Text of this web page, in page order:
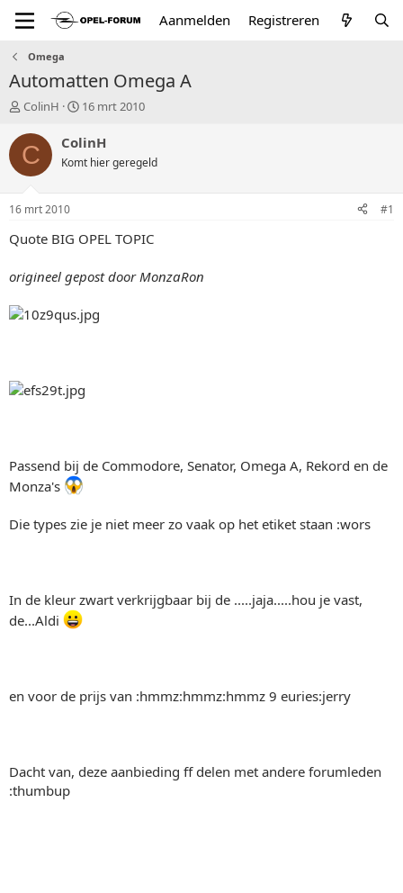
Aanmelden Registreren
Omega
Automatten Omega A
T
p
i
a
r
r
ColinH
S
a
t
u
16 mrt 2010
C ColinH
Komt hier geregeld
16 mrt 2010 #1
Quote BIG OPEL TOPIC
origineel gepost door MonzaRon
Passend bij de Commodore, Senator, Omega A, Rekord en de
Monza's
Die types zie je niet meer zo vaak op het etiket staan :wors
In de kleur zwart verkrijgbaar bij de .....jaja.....hou je vast,
de...Aldi
en voor de prijs van :hmmz:hmmz:hmmz 9 euries:jerry
Dacht van, deze aanbieding ff delen met andere forumleden
:thumbup